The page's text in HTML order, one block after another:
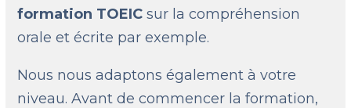
formation TOEICsur la compréhension
orale et écrite par exemple.
Nous nous adaptons également à votre
niveau. Avant de commencer la formation,